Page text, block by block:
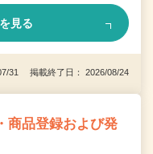
見る
31 掲載終了日： 2026/08/24
商品登録および発